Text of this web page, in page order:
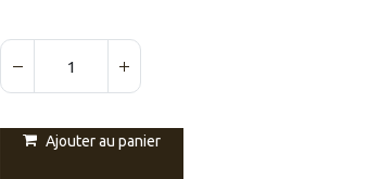
Ajouter au panier